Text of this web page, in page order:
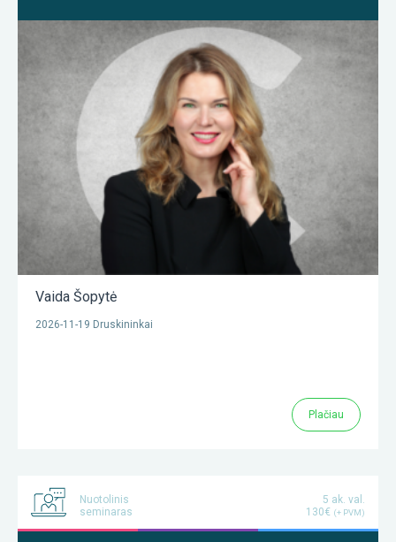
Vaida Šopytė
2026-11-19 Druskininkai
Plačiau
Nuotolinis
seminaras
5 ak. val.
130€ (+ PVM)